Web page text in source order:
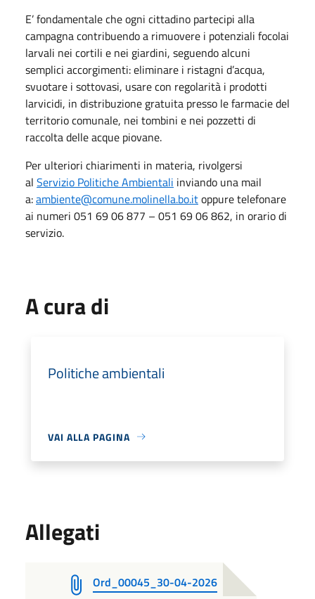
E’ fondamentale che ogni cittadino partecipi alla
campagna contribuendo a rimuovere i potenziali focolai
larvali nei cortili e nei giardini, seguendo alcuni
semplici accorgimenti: eliminare i ristagni d’acqua,
svuotare i sottovasi, usare con regolarità i prodotti
larvicidi, in distribuzione gratuita presso le farmacie del
territorio comunale, nei tombini e nei pozzetti di
raccolta delle acque piovane.
Per ulteriori chiarimenti in materia, rivolgersi
al Servizio Politiche Ambientali inviando una mail
a:ambiente@comune.molinella.bo.itoppure telefonare
ai numeri 051 69 06 877 – 051 69 06 862, in orario di
servizio.
A cura di
Politiche ambientali
VAI ALLA PAGINA
Allegati
Ord_00045_30-04-2026